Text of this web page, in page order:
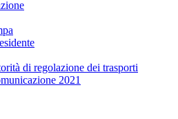
di regolazione dei trasporti
2021